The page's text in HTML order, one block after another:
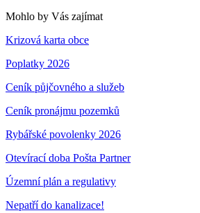
Mohlo by Vás zajímat
Krizová karta obce
Poplatky 2026
Ceník půjčovného a služeb
Ceník pronájmu pozemků
Rybářské povolenky 2026
Otevírací doba Pošta Partner
Územní plán a regulativy
Nepatří do kanalizace!